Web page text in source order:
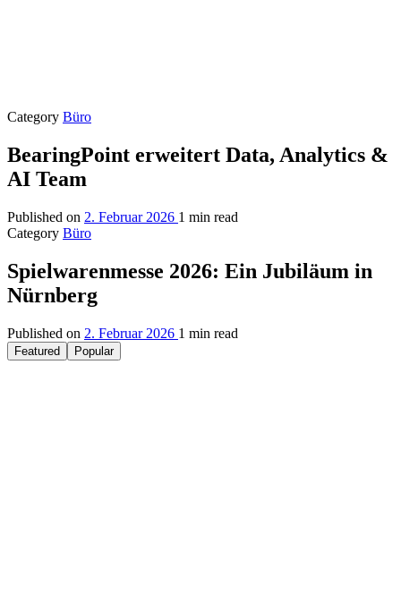
Category Büro
BearingPoint erweitert Data, Analytics &
AI Team
Published on 2. Februar 2026 1 min read
Category Büro
Spielwarenmesse 2026: Ein Jubiläum in
Nürnberg
Published on 2. Februar 2026 1 min read
Featured Popular